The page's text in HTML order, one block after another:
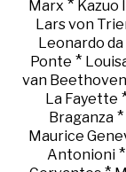
Marx * Kazuo
Lars von
Leonardo
Ponte *
van Beethoven
La Fayette
Braganza*
Maurice
Antonioni*